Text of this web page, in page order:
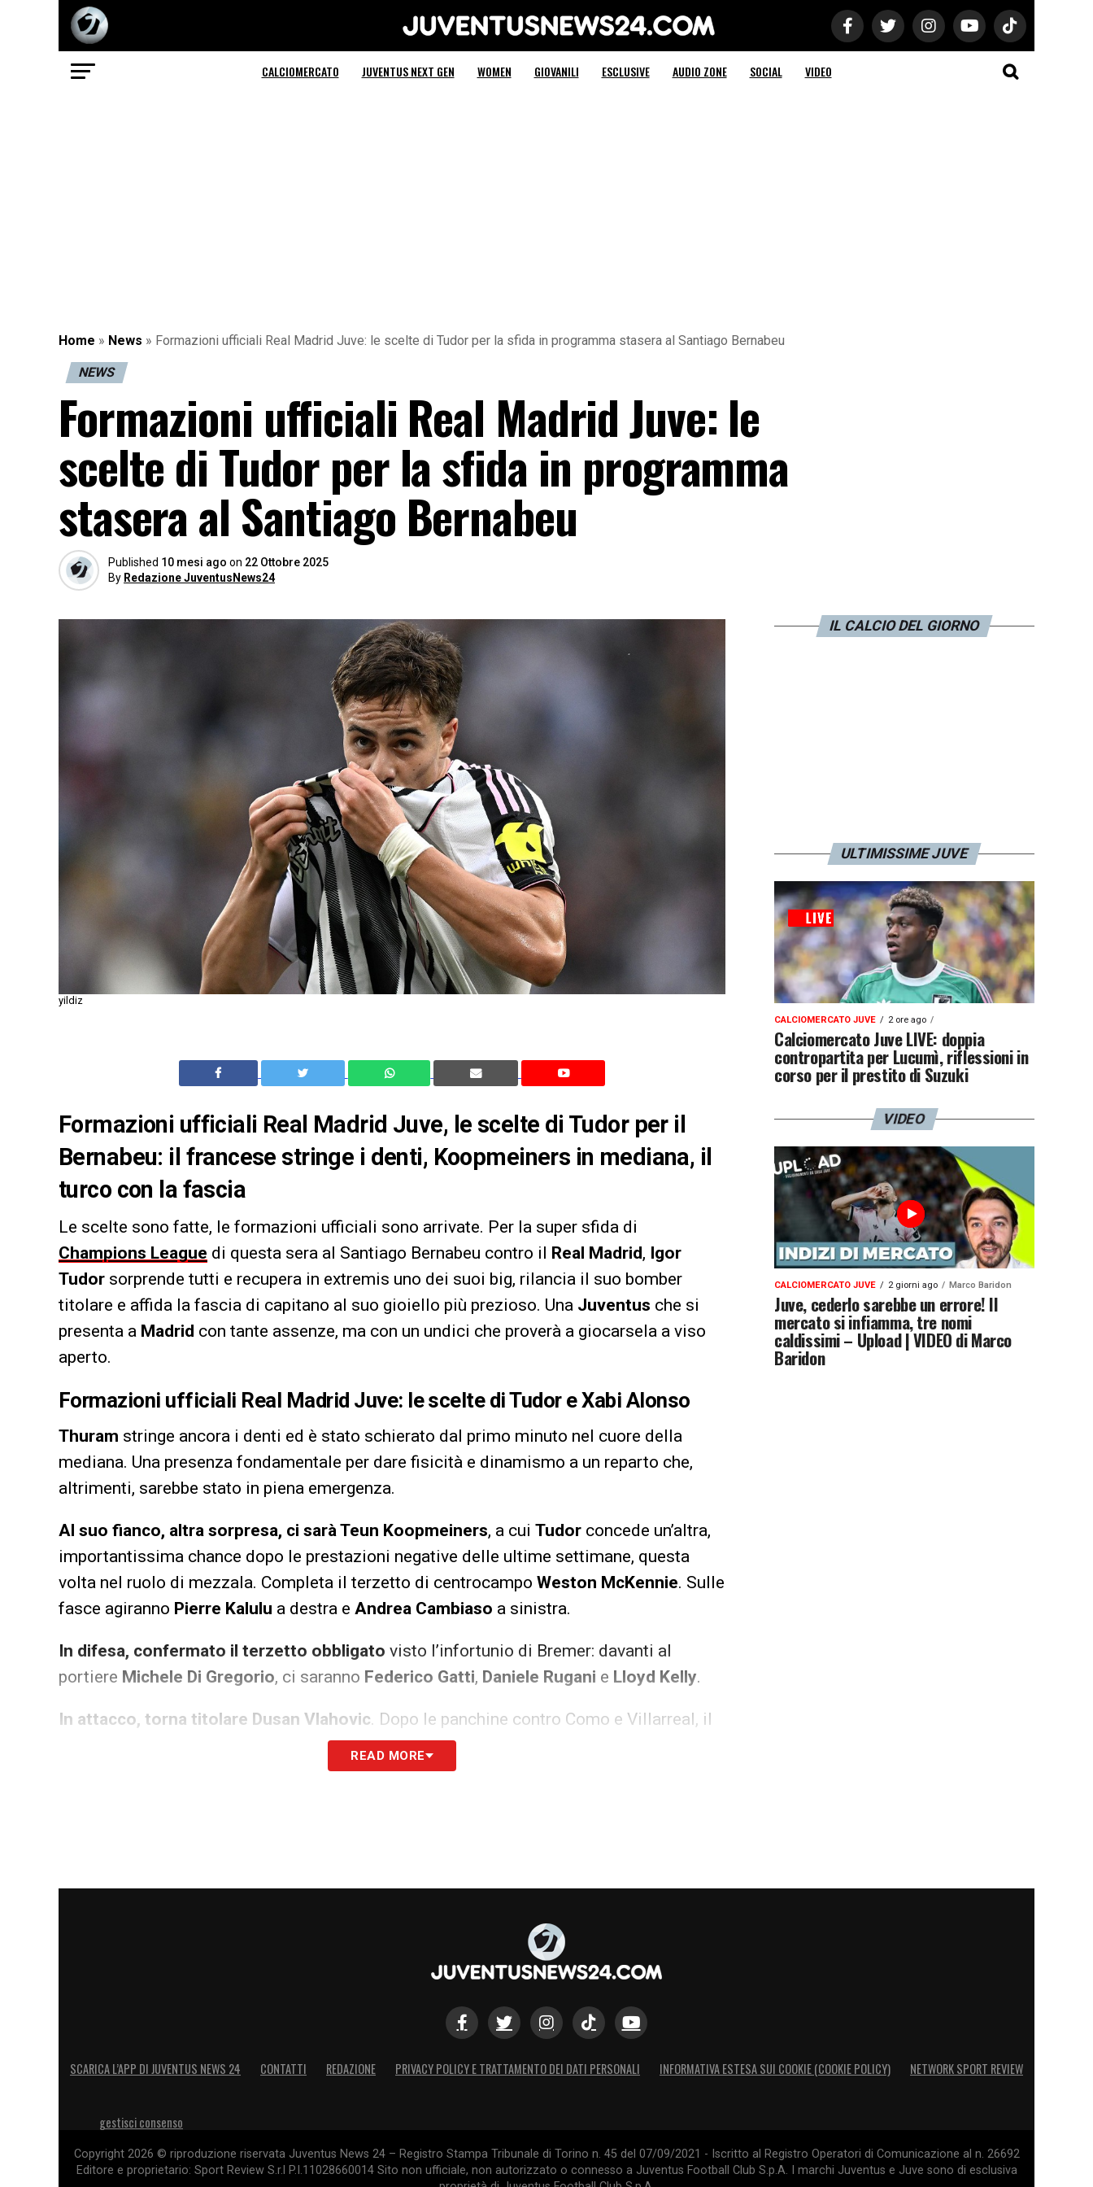
Juventus News 24
CALCIOMERCATO JUVENTUS NEXT GEN WOMEN GIOVANILI ESCLUSIVE AUDIO ZONE SOCIAL VIDEO
Home » News » Formazioni ufficiali Real Madrid Juve: le scelte di Tudor per la sfida in programma stasera al Santiago Bernabeu
NEWS
Formazioni ufficiali Real Madrid Juve: le
scelte di Tudor per la sfida in programma
stasera al Santiago Bernabeu
Published 10 mesi ago on 22 Ottobre 2025
By Redazione JuventusNews24
yildiz
Formazioni ufficiali Real Madrid Juve, le scelte di Tudor per il
Bernabeu: il francese stringe i denti, Koopmeiners in mediana, il
turco con la fascia
Le scelte sono fatte, le formazioni ufficiali sono arrivate. Per la super sfida di
Champions League di questa sera al Santiago Bernabeu contro il Real Madrid, Igor
Tudor sorprende tutti e recupera in extremis uno dei suoi big, rilancia il suo bomber
titolare e affida la fascia di capitano al suo gioiello più prezioso. Una Juventus che si
presenta a Madrid con tante assenze, ma con un undici che proverà a giocarsela a viso
aperto.
Formazioni ufficiali Real Madrid Juve: le scelte di Tudor e Xabi Alonso
Thuram stringe ancora i denti ed è stato schierato dal primo minuto nel cuore della
mediana. Una presenza fondamentale per dare fisicità e dinamismo a un reparto che,
altrimenti, sarebbe stato in piena emergenza.
Al suo fianco, altra sorpresa, ci sarà Teun Koopmeiners, a cui Tudor concede un’altra,
importantissima chance dopo le prestazioni negative delle ultime settimane, questa
volta nel ruolo di mezzala. Completa il terzetto di centrocampo Weston McKennie. Sulle
fasce agiranno Pierre Kalulu a destra e Andrea Cambiaso a sinistra.
In difesa, confermato il terzetto obbligato visto l’infortunio di Bremer: davanti al
portiere Michele Di Gregorio, ci saranno Federico Gatti, Daniele Rugani e Lloyd Kelly.
In attacco, torna titolare Dusan Vlahovic. Dopo le panchine contro Como e Villarreal, il
serbo si riprende il centro dell’attacco.Al suo fianco, l’insostituibile Kenan Yildiz, che
per l’occasione indosserà la fascia di capitano. Una responsabilità enorme per il
Bellingham; Guler, Diaz, Vinicius; Mbappé.All.Xabi Alonso.A disp.A disp. Lunin,
Di Gregorio; Gatti, Rugani, Kelly; Kalulu, McKennie, Koopmeiners,
Tudor. A disp.A disp. Perin, Fuscaldo,
Locatelli, Conceiçao, Zhegrova, Adzic, Kostic, Openda, Miretti, Joao Mario, David.
QUOTE REAL MADRID JUVE– La Juve cerca di interrompere il digiuno da vittorie contro
READ MORE
IL CALCIO DEL GIORNO
ULTIMISSIME JUVE
CALCIOMERCATO JUVE 2 ore ago
Calciomercato Juve LIVE: doppia
contropartita per Lucumì, riflessioni in
corso per il prestito di Suzuki
VIDEO
CALCIOMERCATO JUVE 2 giorni ago Marco Baridon
Juve, cederlo sarebbe un errore! Il
mercato si infiamma, tre nomi
caldissimi – Upload | VIDEO di Marco
Baridon
SCARICA L’APP DI JUVENTUS NEWS 24 CONTATTI REDAZIONE PRIVACY POLICY E TRATTAMENTO DEI DATI PERSONALI INFORMATIVA ESTESA SUI COOKIE (COOKIE POLICY) NETWORK SPORT REVIEW
gestisci consenso
Copyright 2026 © riproduzione riservata Juventus News 24 – Registro Stampa Tribunale di Torino n. 45 del 07/09/2021 - Iscritto al Registro Operatori di Comunicazione al n. 26692
Editore e proprietario: Sport Review S.r.l P.I.11028660014 Sito non ufficiale, non autorizzato o connesso a Juventus Football Club S.p.A. I marchi Juventus e Juve sono di esclusiva